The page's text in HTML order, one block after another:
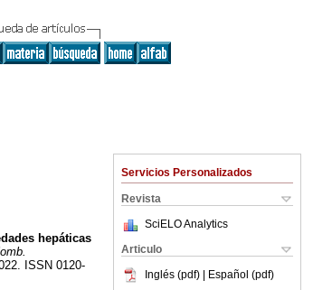
Servicios Personalizados
Revista
SciELO Analytics
Articulo
Inglés (pdf) | Español (pdf)
hepáticas
ISSN 0120-